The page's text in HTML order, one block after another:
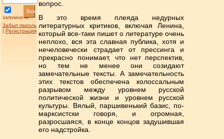
запомнить
Вход
Забыл пароль
| Регистрация
вопрос.
В это время плеяда недурных
литературных критиков, включая Ленина,
который все-таки пишет о литературе очень
неплохо, вся эта славная публика, хотя и
нечеловечески страдает от прессинга и
прекрасно понимает, что нет перспектив,
но тем не менее они созидают
замечательные тексты. А замечательность
этих текстов обеспечена колоссальным
разрывом между уровнем русской
политической жизни и уровнем русской
культуры. Вялый, паршивенький базис, по-
марксистски говоря, и огромная,
разросшаяся, в конце концов задушившая
его надстройка.